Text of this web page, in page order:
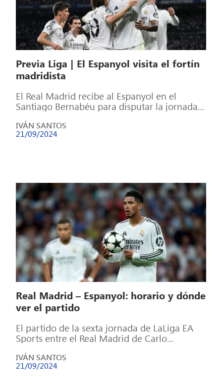
Previa Liga | El Espanyol visita el fortín
madridista
El Real Madrid recibe al Espanyol en el
Santiago Bernabéu para disputar la jornada 6
IVÁN SANTOS
21/09/2024
Real Madrid – Espanyol: horario y dónde
ver el partido
El partido de la sexta jornada de LaLiga EA
Sports entre el Real Madrid de Carlo
IVÁN SANTOS
21/09/2024